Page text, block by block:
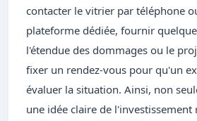
contacter le vitrier par téléphone
plateforme dédiée, fournir
l'étendue des dommages ou le
fixer un rendez-vous pour qu'un
évaluer la situation. Ainsi, non
une idée claire de l'investissement